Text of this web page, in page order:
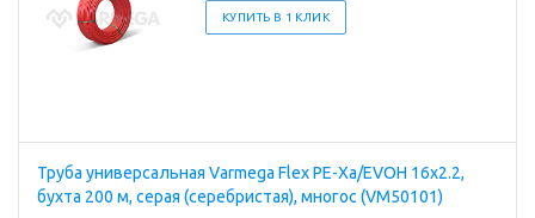
КУПИТЬ В 1 КЛИК
Труба универсальная Varmega Flex PE-Xa/EVOH 16x2.2,
бухта 200 м, серая (серебристая), многос (VM50101)